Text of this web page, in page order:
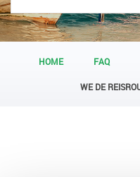
HOME FAQ
WE DE